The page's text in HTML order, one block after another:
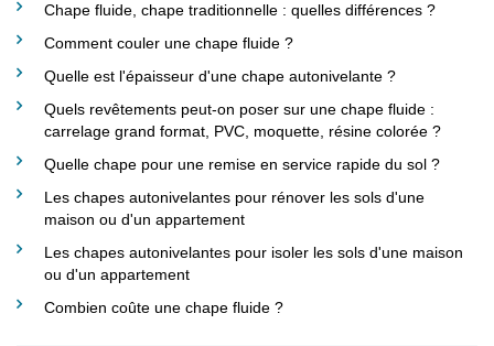
Nom*
Téléphone*
Email*
Code postal
Chape fluide, chape traditionnelle : quelles différences ?
Comment couler une chape fluide ?
Quelle est l'épaisseur d'une chape autonivelante ?
Quels revêtements peut-on poser sur une chape fluide :
carrelage grand format, PVC, moquette, résine colorée ?
Quelle chape pour une remise en service rapide du sol ?
Les chapes autonivelantes pour rénover les sols d'une
maison ou d'un appartement
Les chapes autonivelantes pour isoler les sols d'une maison
ou d'un appartement
Combien coûte une chape fluide ?